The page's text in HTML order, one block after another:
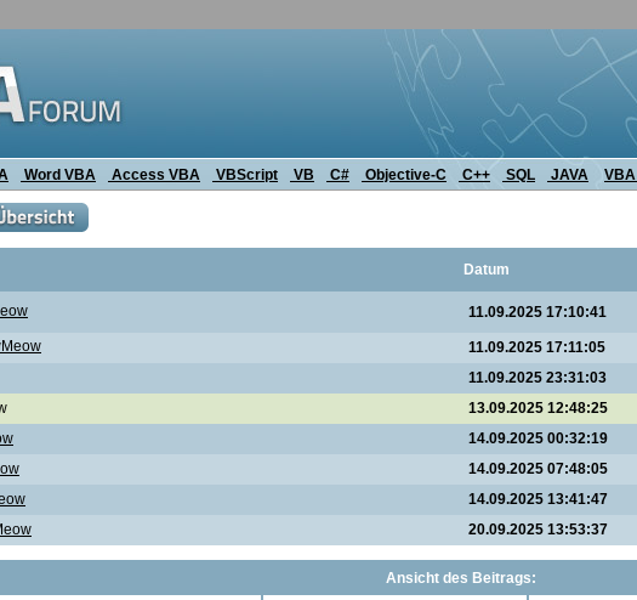
Word VBA Access VBA VBScript VB C# Objective-C C++ SQL JAVA
Datum
11.09.2025 17:10:41
11.09.2025 17:11:05
11.09.2025 23:31:03
13.09.2025 12:48:25
14.09.2025 00:32:19
14.09.2025 07:48:05
14.09.2025 13:41:47
20.09.2025 13:53:37
Ansicht des Beitrags: